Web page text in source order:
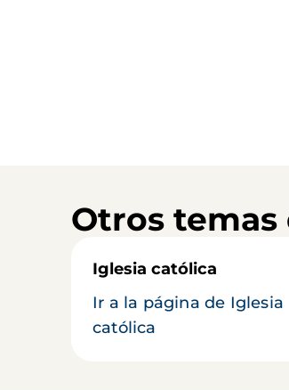
Otros
Iglesia católica
Ir a la página de Iglesia
católica